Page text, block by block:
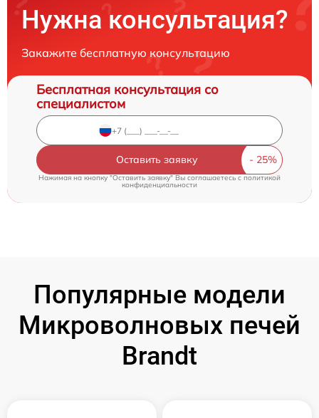
Нужна консультация?
Закажите бесплатную консультацию
Бесплатная консультация со
специалистом
Оставить заявку
Нажимая на кнопку "Оставить заявку" Вы соглашаетесь cполитикой
конфиденциальности
Популярные модели
Микроволновых печей
Brandt